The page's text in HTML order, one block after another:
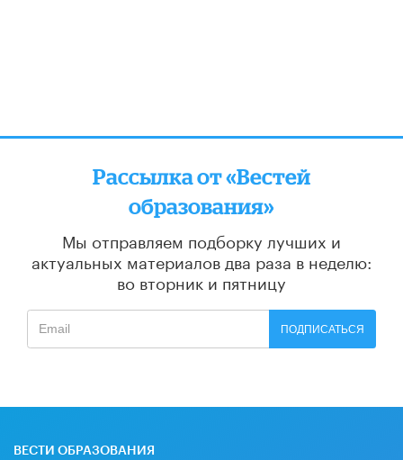
Рассылка от «Вестей
образования»
Мы отправляем подборку лучших и
актуальных материалов два раза в неделю:
во вторник и пятницу
ПОДПИСАТЬСЯ
ВЕСТИ ОБРАЗОВАНИЯ